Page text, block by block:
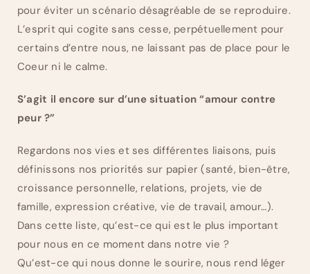
pour éviter un scénario désagréable de se reproduire.
L’esprit qui cogite sans cesse, perpétuellement pour
certains d’entre nous, ne laissant pas de place pour le
Coeur ni le calme.
S’agit il encore sur d’une situation “amour contre
peur ?”
Regardons nos vies et ses différentes liaisons, puis
définissons nos priorités sur papier (santé, bien-être,
croissance personnelle, relations, projets, vie de
famille, expression créative, vie de travail, amour…).
Dans cette liste, qu’est-ce qui est le plus important
pour nous en ce moment dans notre vie ?
Qu’est-ce qui nous donne le sourire, nous rend léger